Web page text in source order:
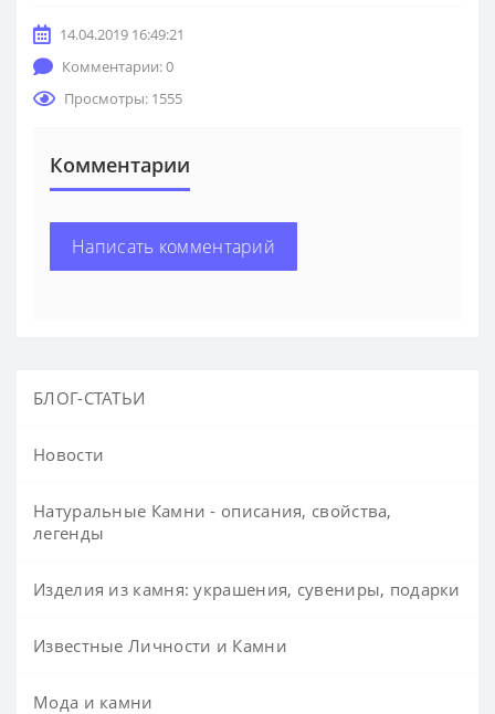
14.04.2019 16:49:21
Комментарии: 0
Просмотры: 1555
Комментарии
Написать комментарий
БЛОГ-СТАТЬИ
Новости
Натуральные Камни - описания, свойства,
легенды
Изделия из камня: украшения, сувениры, подарки
Известные Личности и Камни
Мода и камни